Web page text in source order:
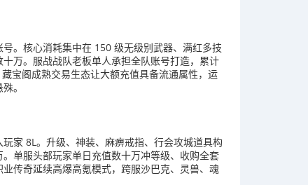
。核心消耗集中在 150 级无级别武器、满红多技
万。服战战队老板单人承担全队账号打造，累计
宝阁成熟交易生态让大额充值具备流通属性，运
。
家 8L。升级、神装、麻痹戒指、行会攻城道具构
单服头部玩家单日充值数十万冲等级、收购全套
传奇延续高爆高氪模式，跨服沙巴克、灵兽、魂